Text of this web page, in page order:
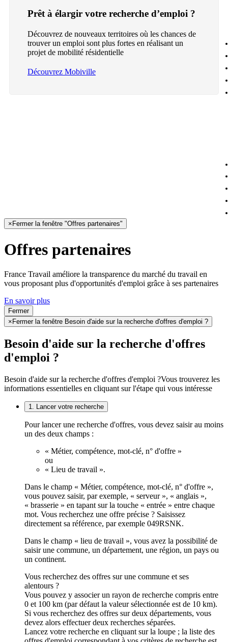
Prêt à élargir votre recherche d’emploi ?
Découvrez de nouveaux territoires où les chances de
trouver un emploi sont plus fortes en réalisant un
projet de mobilité résidentielle
Découvrez Mobiville
× Fermer la fenêtre "Offres partenaires"
Offres partenaires
France Travail améliore la transparence du marché du travail en
vous proposant plus d'opportunités d'emploi grâce à ses partenaires
En savoir plus
Fermer
× Fermer la fenêtre Besoin d'aide sur la recherche d'offres d'emploi ?
Besoin d'aide sur la recherche d'offres
d'emploi ?
Besoin d'aide sur la recherche d'offres d'emploi ?Vous trouverez les
informations essentielles en cliquant sur l'étape qui vous intéresse
1. Lancer votre recherche
Pour lancer une recherche d'offres, vous devez saisir au moins
un des deux champs :
« Métier, compétence, mot-clé, n° d'offre »
ou
« Lieu de travail ».
Dans le champ « Métier, compétence, mot-clé, n° d'offre »,
vous pouvez saisir, par exemple, « serveur », « anglais »,
« brasserie » en tapant sur la touche « entrée » entre chaque
mot. Vous recherchez une offre précise ? Saisissez
directement sa référence, par exemple 049RSNK.
Dans le champ « lieu de travail », vous avez la possibilité de
saisir une commune, un département, une région, un pays ou
un continent.
Vous recherchez des offres sur une commune et ses
alentours ?
Vous pouvez y associer un rayon de recherche compris entre
0 et 100 km (par défaut la valeur sélectionnée est de 10 km).
Si vous recherchez des offres sur deux départements, vous
devez alors effectuer deux recherches séparées.
Lancez votre recherche en cliquant sur la loupe ; la liste des